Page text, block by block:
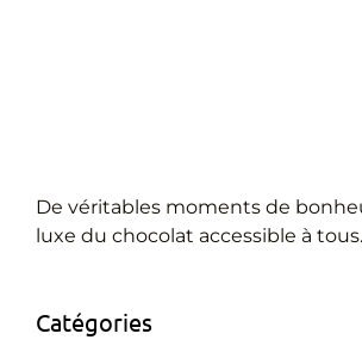
Cadeaux Personnalisés
De véritables moments de
luxe du chocolat accessible à tous.
Catégories